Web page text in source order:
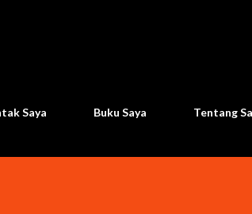
Saya Buku Saya Tentang